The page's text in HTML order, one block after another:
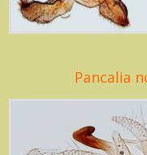
Pancalia